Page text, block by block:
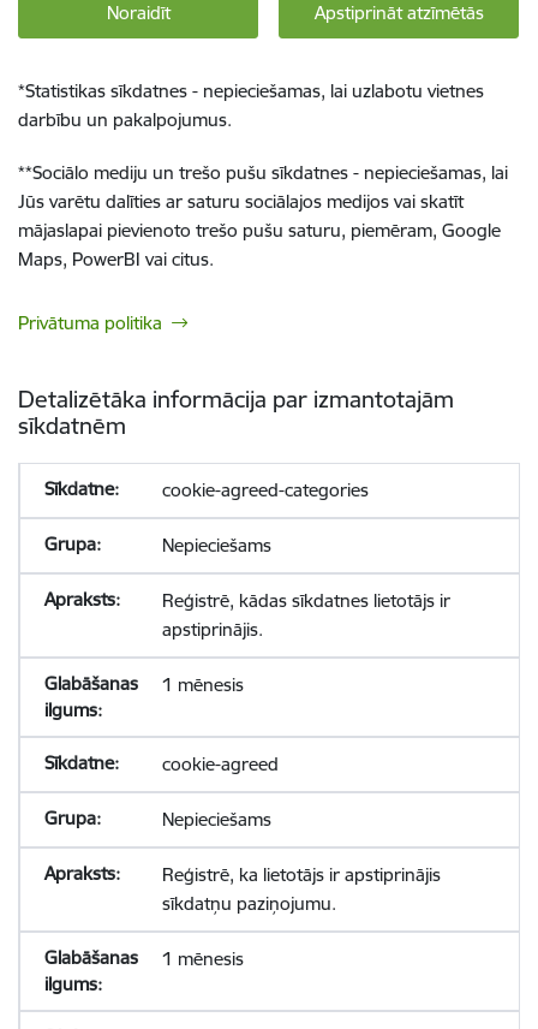
Noraidīt Apstiprināt atzīmētās
*Statistikas sīkdatnes - nepieciešamas, lai uzlabotu vietnes
darbību un pakalpojumus.
**Sociālo mediju un trešo pušu sīkdatnes - nepieciešamas, lai
Jūs varētu dalīties ar saturu sociālajos medijos vai skatīt
mājaslapai pievienoto trešo pušu saturu, piemēram, Google
Maps, PowerBI vai citus.
Privātuma politika
Detalizētāka informācija par izmantotajām
sīkdatnēm
cookie-agreed-categories
Nepieciešams
Reģistrē, kādas sīkdatnes lietotājs ir
apstiprinājis.
1 mēnesis
cookie-agreed
Nepieciešams
Reģistrē, ka lietotājs ir apstiprinājis
sīkdatņu paziņojumu.
1 mēnesis